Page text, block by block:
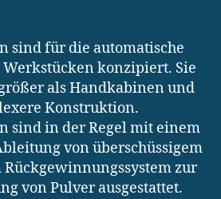
sind für die automatische
konzipiert. Sie
als Handkabinen und
Konstruktion.
sind in der Regel mit einem
von überschüssigem
zur
von Pulver ausgestattet.